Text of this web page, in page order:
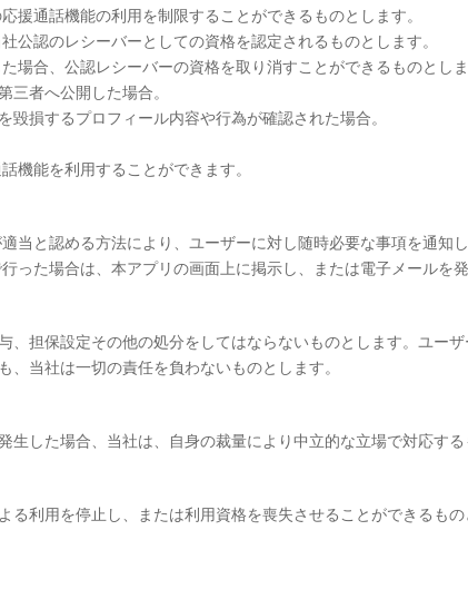
援通話機能の利用を制限することができるものとします。
公認のレシーバーとしての資格を認定されるものとします。
場合、公認レシーバーの資格を取り消すことができるものとしま
者へ公開した場合。
損するプロフィール内容や行為が確認された場合。
機能を利用することができます。
当と認める方法により、ユーザーに対し随時必要な事項を通知し
った場合は、本アプリの画面上に掲示し、または電子メールを
担保設定その他の処分をしてはならないものとします。ユー
当社は一切の責任を負わないものとします。
した場合、当社は、自身の裁量により中立的な立場で対応す
利用を停止し、または利用資格を喪失させることができるもの